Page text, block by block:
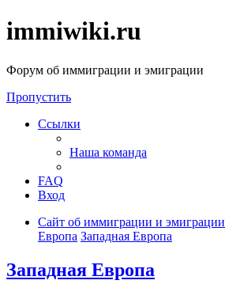
immiwiki.ru
Форум об иммиграции и эмиграции
Пропустить
Ссылки
Наша команда
FAQ
Вход
Сайт об иммиграции и эмиграции
Европа Западная Европа
Западная Европа